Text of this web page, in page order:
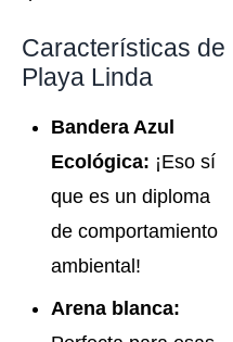
Características de
Playa Linda ️
Bandera Azul
Ecológica: ¡Eso sí
que es un diploma
de comportamiento
ambiental!
Arena blanca: